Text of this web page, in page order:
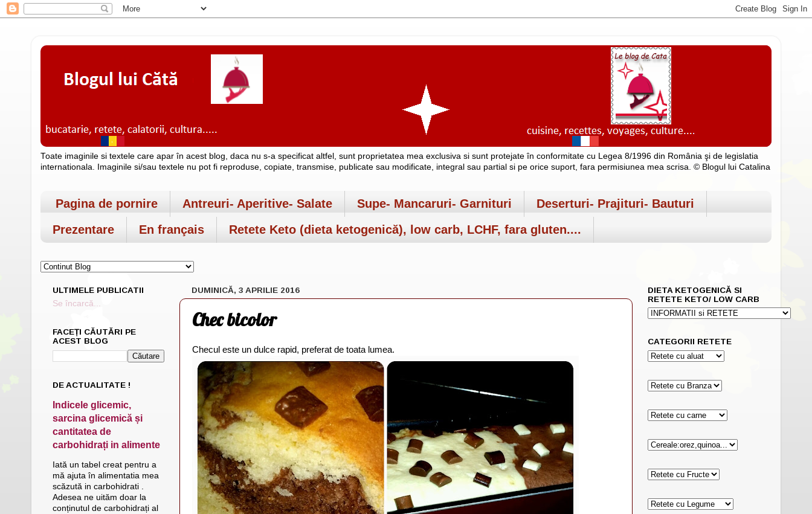
Toate imaginile si textele care apar în acest blog, daca nu s-a specificat altfel, sunt proprietatea mea exclusiva si sunt protejate în conformitate cu Legea 8/1996 din România şi de legislatia
internationala. Imaginile si/sau textele nu pot fi reproduse, copiate, transmise, publicate sau modificate, integral sau partial si pe orice suport, fara permisiunea mea scrisa. © Blogul lui Catalina
Pagina de pornire Antreuri- Aperitive- Salate Supe- Mancaruri- Garnituri
Deserturi- Prajituri- Bauturi
Prezentare
En français Retete Keto (dieta ketogenică), low carb, LCHF, fara gluten....
DUMINICĂ, 3 APRILIE 2016
Chec bicolor
Checul este un dulce rapid, preferat de toata lumea.
ULTIMELE PUBLICATII
Se încarcă...
FACEȚI CĂUTĂRI PE
ACEST BLOG
DE ACTUALITATE !
Indicele glicemic,
sarcina glicemică și
cantitatea de
carbohidrați in alimente
Iată un tabel creat pentru a
mă ajuta în alimentatia mea
scăzută in carbohidrati .
Adesea ne uităm doar la
conținutul de carbohidrați al
DIETA KETOGENICĂ SI
RETETE KETO/ LOW CARB
CATEGORII RETETE